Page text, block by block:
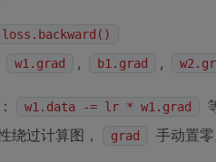
loss.backward()
w1.grad , b1.grad ,
： w1.data -= lr * w1.grad
绕过计算图， grad 手动置